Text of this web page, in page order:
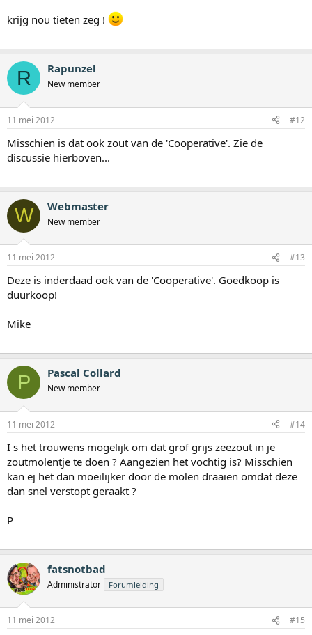
krijg nou tieten zeg !
R Rapunzel
New member
11 mei 2012 #12
Misschien is dat ook zout van de 'Cooperative'. Zie de
discussie hierboven...
W Webmaster
New member
11 mei 2012 #13
Deze is inderdaad ook van de 'Cooperative'. Goedkoop is
duurkoop!
Mike
P Pascal Collard
New member
11 mei 2012 #14
I s het trouwens mogelijk om dat grof grijs zeezout in je
zoutmolentje te doen ? Aangezien het vochtig is? Misschien
kan ej het dan moeilijker door de molen draaien omdat deze
dan snel verstopt geraakt ?
P
fatsnotbad
Administrator Forumleiding
11 mei 2012 #15